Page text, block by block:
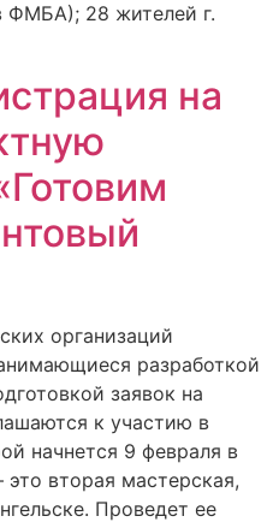
ФМБА); 28 жителей г.
на
организаций
разработкой
заявок на
к участию в
начнется 9 февраля в
это вторая мастерская,
Проведет ее